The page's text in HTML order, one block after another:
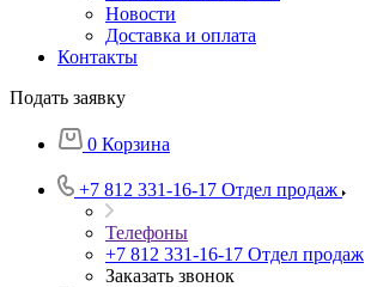
Новости
Доставка и оплата
Контакты
Подать заявку
0 Корзина
+7 812 331-16-17 Отдел продаж
Телефоны
+7 812 331-16-17 Отдел продаж
Заказать звонок